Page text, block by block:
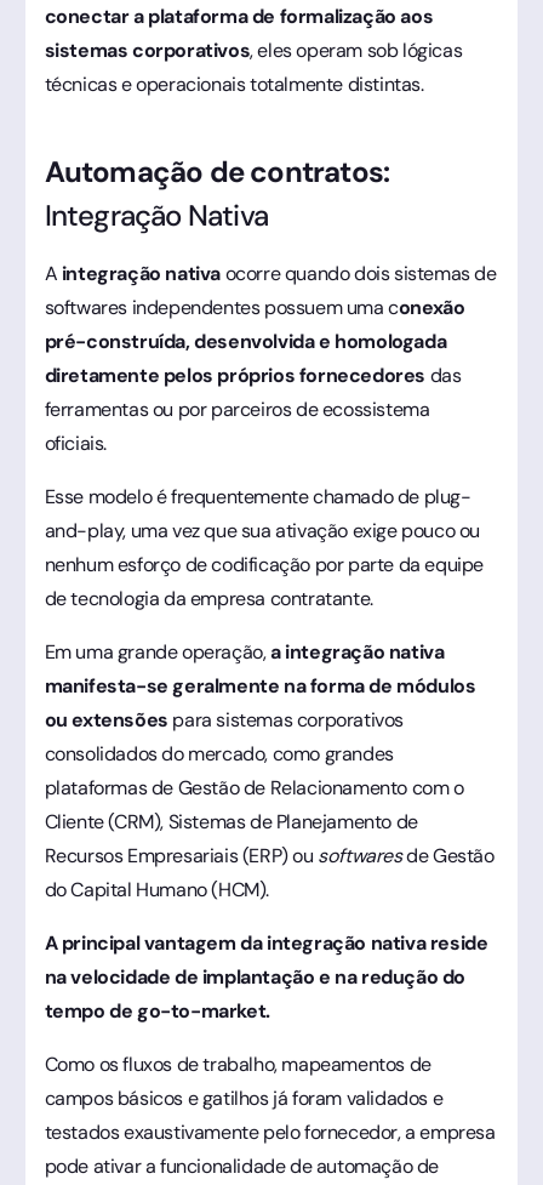
conectar a plataforma de formalização aos
sistemas corporativos, eles operam sob lógicas
técnicas e operacionais totalmente distintas.
Automação de contratos:
Integração Nativa
A integração nativaocorre quando dois sistemas de
softwares independentes possuem uma conexão
pré-construída, desenvolvida e homologada
diretamente pelos próprios fornecedores das
ferramentas ou por parceiros de ecossistema
oficiais.
Esse modelo é frequentemente chamado de plug-
and-play, uma vez que sua ativação exige pouco ou
nenhum esforço de codificação por parte da equipe
de tecnologia da empresa contratante.
Em uma grande operação,a integração nativa
manifesta-se geralmente na forma de módulos
ou extensões para sistemas corporativos
consolidados do mercado, como grandes
plataformas de Gestão de Relacionamento com o
Cliente (CRM), Sistemas de Planejamento de
Recursos Empresariais (ERP) ou softwaresde Gestão
do Capital Humano (HCM).
A principal vantagem da integração nativa reside
na velocidade de implantação e na redução do
tempo de go-to-market.
Como os fluxos de trabalho, mapeamentos de
campos básicos e gatilhos já foram validados e
testados exaustivamente pelo fornecedor, a empresa
pode ativar a funcionalidade de automação de